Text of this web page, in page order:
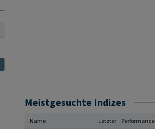
Meistgesuchte Indizes
Name Letzter Performance